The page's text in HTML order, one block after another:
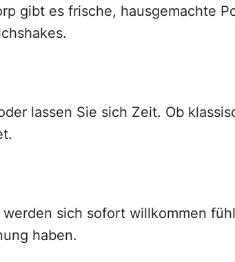
gibt es frische, hausgemachte
lassen Sie sich Zeit. Ob
sich sofort willkommen
haben.